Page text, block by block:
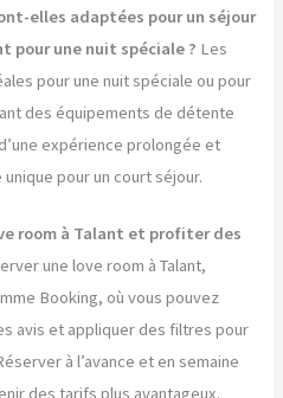
elles adaptées pour un séjour
pour une nuit spéciale ? Les
pour une nuit spéciale ou pour
des équipements de détente
expérience prolongée et
pour un court séjour.
room à Talant et profiter des
une love room à Talant,
Booking, où vous pouvez
avis et appliquer des filtres pour
à l’avance et en semaine